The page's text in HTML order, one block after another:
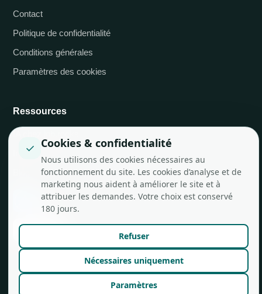
Contact
Politique de confidentialité
Conditions générales
Paramètres des cookies
Ressources
IA chez job.rocks
Intégrations API
Conçu à Zurich pour les équipes flexibles.
✓ Cookies & confidentialité
Nous utilisons des cookies nécessaires au
fonctionnement du site. Les cookies d’analyse et de
marketing nous aident à améliorer le site et à
attribuer les demandes. Votre choix est conservé
180 jours.
Refuser
Nécessaires uniquement
Paramètres